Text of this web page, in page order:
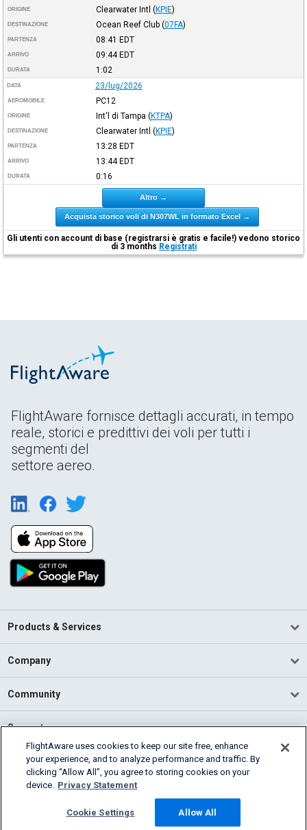
ORIGINE Clearwater Intl (KPIE)
DESTINAZIONE Ocean Reef Club (07FA)
PARTENZA 08:41 EDT
ARRIVO 09:44EDT
DURATA 1:02
DATA 23/lug/2026
AEROMOBILE PC12
ORIGINE Int'l di Tampa (KTPA)
DESTINAZIONE Clearwater Intl (KPIE)
PARTENZA 13:28 EDT
ARRIVO 13:44EDT
DURATA 0:16
Altro →
Acquista storico voli di N307WL in formato Excel →
Gli utenti con account di base (registrarsi è gratis e facile!) vedono storico
di 3 months Registrati
FlightAware fornisce dettagli accurati, in tempo
reale, storici e predittivi dei voli per tutti i
segmenti del
settore aereo.
Products & Services
Company
Community
Support
English (USA)
2026 FlightAware
Cookie Settings
FlightAware uses cookies to keep our site free, enhance
your experience, and to analyze performance and traffic. By
clicking “Allow All”, you agree to storing cookies on your
device. Privacy Statement
Cookie Settings Allow All